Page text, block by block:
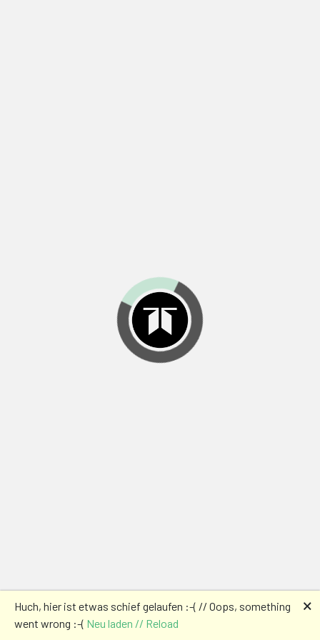
Huch, hier ist etwas schief gelaufen :-( // Oops, something
went wrong :-( Neu laden // Reload
🗙